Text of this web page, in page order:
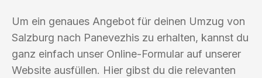
Um ein genaues Angebot für deinen Umzug von
Salzburg nach Panevezhis zu erhalten, kannst du
ganz einfach unser Online-Formular auf unserer
Website ausfüllen. Hier gibst du die relevanten